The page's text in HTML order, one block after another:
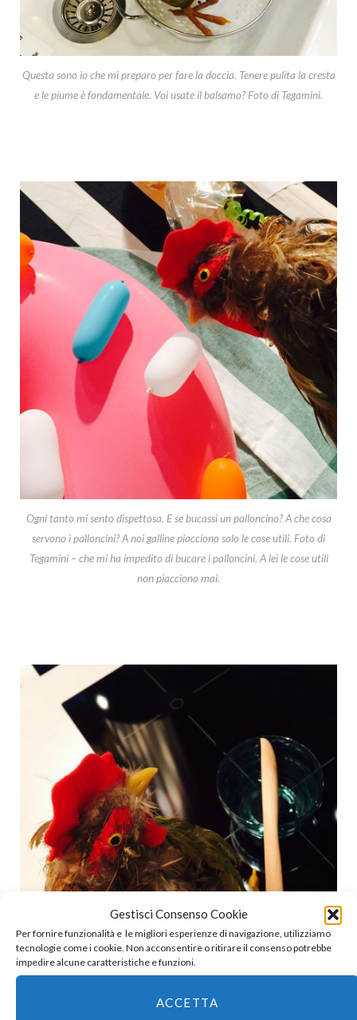
Gestisci Consenso Cookie
Per fornire funzionalità e le migliori esperienze di navigazione, utilizziamo
tecnologie come i cookie. Non acconsentire o ritirare il consenso potrebbe
impedire alcune caratteristiche e funzioni.
ACCETTA
Questa sono io che mi preparo per fare la doccia. Tenere pulita la cresta
e le piume è fondamentale. Voi usate il balsamo? Foto di Tegamini.
Ogni tanto mi sento dispettosa. E se bucassi un palloncino? A che cosa
servono i palloncini? A noi galline piacciono solo le cose utili. Foto di
Tegamini – che mi ha impedito di bucare i palloncini. A lei le cose utili
non piacciono mai.
Non sono ancora una cuoca bravissima, ma mi impegno tanto. Cosa non